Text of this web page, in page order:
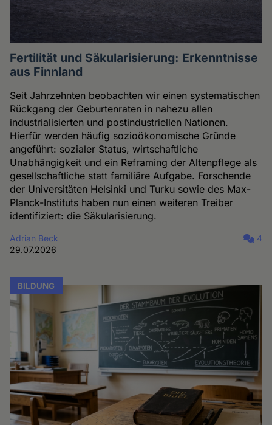
Fertilität und Säkularisierung: Erkenntnisse
aus Finnland
Seit Jahrzehnten beobachten wir einen systematischen
Rückgang der Geburtenraten in nahezu allen
industrialisierten und postindustriellen Nationen.
Hierfür werden häufig sozioökonomische Gründe
angeführt: sozialer Status, wirtschaftliche
Unabhängigkeit und ein Reframing der Altenpflege als
gesellschaftliche statt familiäre Aufgabe. Forschende
der Universitäten Helsinki und Turku sowie des Max-
Planck-Instituts haben nun einen weiteren Treiber
identifiziert: die Säkularisierung.
Adrian Beck
29.07.2026
4
BILDUNG